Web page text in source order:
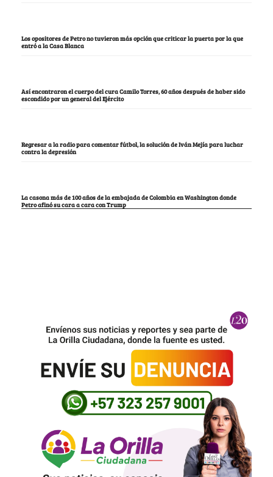
Los opositores de Petro no tuvieron más opción que criticar la puerta por la que
entró a la Casa Blanca
Así encontraron el cuerpo del cura Camilo Torres, 60 años después de haber sido
escondido por un general del Ejército
Regresar a la radio para comentar fútbol, la solución de Iván Mejía para luchar
contra la depresión
La casona más de 100 años de la embajada de Colombia en Washington donde
Petro afinó su cara a cara con Trump